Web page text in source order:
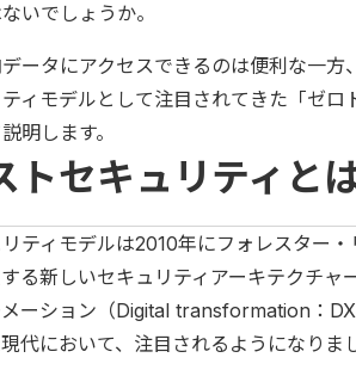
いでしょうか。
ータにアクセスできるのは便利な一
ィモデルとして注目されてきた「ゼ
明します。
トセキュリティと
ティモデルは2010年にフォレスター
る新しいセキュリティアーキテクチ
ーション（Digital transformation：
代において、注目されるようになりま